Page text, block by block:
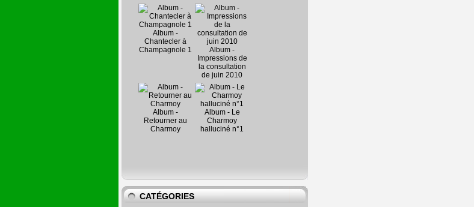
Album -
Chantecler à
Champagnole 1
Album -
Impressions de
la consultation
de juin 2010
Album -
Retourner au
Charmoy
Album - Le
Charmoy
halluciné n°1
CATÉGORIES